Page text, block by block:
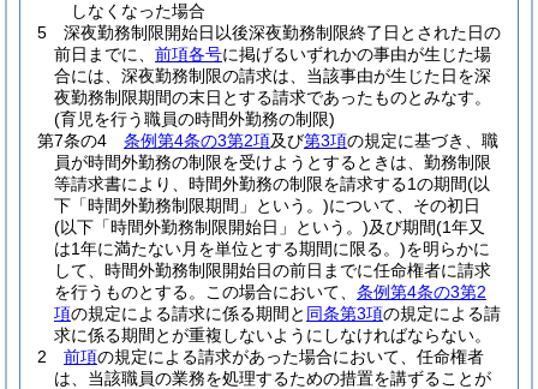
しなくなった場合
5
深夜勤務制限開始日以後深夜勤務制限終了日とされた日の
前日までに、 前項各号に掲げるいずれかの事由が生じた場
合には、深夜勤務制限の請求は、当該事由が生じた日を深
夜勤務制限期間の末日とする請求であったものとみなす。
(育児を行う職員の時間外勤務の制限)
第7条の4
条例第4条の3第2項及び第3項の規定に基づき、職
員が時間外勤務の制限を受けようとするときは、勤務制限
等請求書により、時間外勤務の制限を請求する1の期間(以
下「時間外勤務制限期間」という。)について、その初日
(以下「時間外勤務制限開始日」という。)及び期間(1年又
は1年に満たない月を単位とする期間に限る。)を明らかに
して、時間外勤務制限開始日の前日までに任命権者に請求
を行うものとする。
この場合において、 条例第4条の3第2
項の規定による請求に係る期間と 同条第3項の規定による請
求に係る期間とが重複しないようにしなければならない。
2
前項の規定による請求があった場合において、任命権者
は、当該職員の業務を処理するための措置を講ずることが